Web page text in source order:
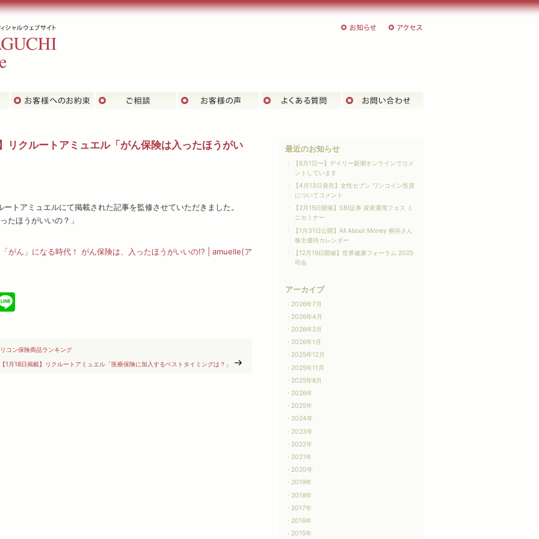
主な実績 お客さまへのお約束 ご相談 お客様の声 よくある質問
お知らせ
リクルートアミュエル「がん保険は入ったほうがい
ートアミュエルにて掲載された記事を監修させていただきました。
たほうがいいの？」
がん」になる時代！ がん保険は、入ったほうがいいの!? | amuelle(ア
コン保険商品ランキング
【1月18日掲載】リクルートアミュエル「医療保険に加入するベストタイミングは？」
最近のお知らせ
【6月1日〜】デイリー新潮オンラインでコメ
ントしています
【4月13日発売】女性セブン ワンコイン投資
についてコメント
【2月15日開催】SBI証券 資産運用フェス ミ
ニセミナー
【1月31日公開】All About Money 桐谷さん
株主優待カレンダー
【12月19日開催】世界健康フォーラム 2025
司会
アーカイブ
2026年7月
2026年4月
2026年2月
2026年1月
2025年12月
2025年11月
2025年8月
2026年
2025年
2024年
2023年
2022年
2021年
2020年
2019年
2018年
2017年
2016年
2015年